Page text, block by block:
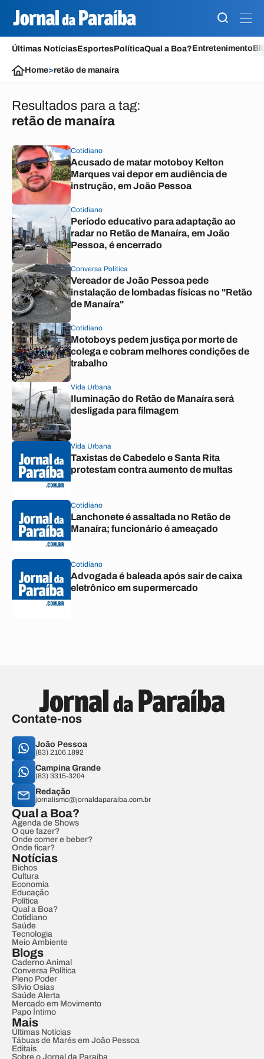
Últimas NotíciasEsportesPolíticaQual a Boa?Entretenimento
Home>retão de manaíra
Resultados para a tag:
retão de manaíra
Cotidiano
Acusado de matar motoboy Kelton
Marques vai depor em audiência de
instrução, em João Pessoa
Cotidiano
Período educativo para adaptação ao
radar no Retão de Manaíra, em João
Pessoa, é encerrado
Conversa Política
Vereador de João Pessoa pede
instalação de lombadas físicas no "Retão
de Manaíra"
Cotidiano
Motoboys pedem justiça por morte de
colega e cobram melhores condições de
trabalho
Vida Urbana
Iluminação do Retão de Manaíra será
desligada para filmagem
Vida Urbana
Taxistas de Cabedelo e Santa Rita
protestam contra aumento de multas
Cotidiano
Lanchonete é assaltada no Retão de
Manaíra; funcionário é ameaçado
Cotidiano
Advogada é baleada após sair de caixa
eletrônico em supermercado
Contate-nos
João Pessoa
(83) 2106.1892
Campina Grande
(83) 3315-3204
Redação
jornalismo@jornaldaparaiba.com.br
Qual a Boa?
Agenda de Shows
O que fazer?
Onde comer e beber?
Onde ficar?
Notícias
Bichos
Cultura
Economia
Educação
Política
Qual a Boa?
Cotidiano
Saúde
Tecnologia
Meio Ambiente
Blogs
Caderno Animal
Conversa Política
Pleno Poder
Sílvio Osias
Saúde Alerta
Mercado em Movimento
Papo Íntimo
Mais
Últimas Notícias
Tábuas de Marés em João Pessoa
Editais
Sobre o Jornal da Paraíba